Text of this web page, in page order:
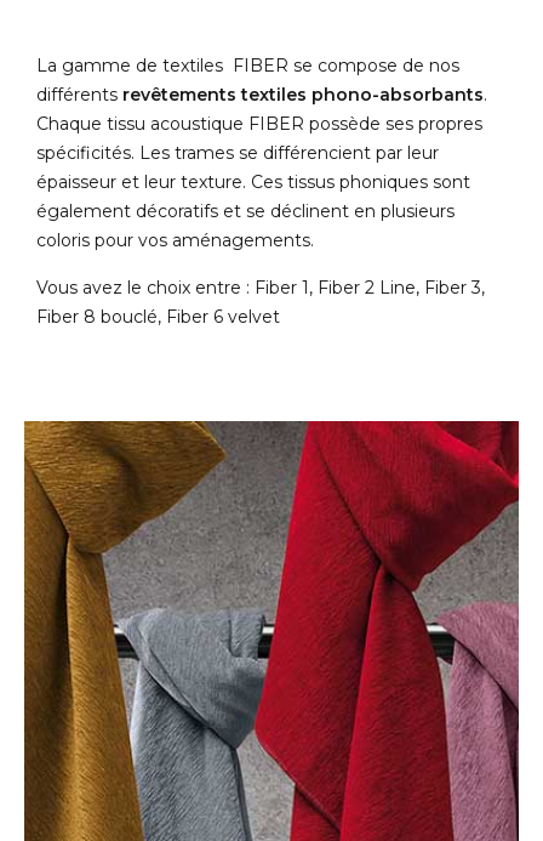
La gamme de textiles FIBER se compose de nos
différents revêtements textiles phono-absorbants.
Chaque tissu acoustique FIBER possède ses propres
spécificités. Les trames se différencient par leur
épaisseur et leur texture. Ces tissus phoniques sont
également décoratifs et se déclinent en plusieurs
coloris pour vos aménagements.
Vous avez le choix entre : Fiber 1, Fiber 2 Line, Fiber 3,
Fiber 8 bouclé, Fiber 6 velvet